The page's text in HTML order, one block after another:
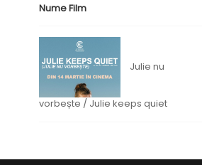
Nume Film
Julie nu
vorbește / Julie keeps quiet